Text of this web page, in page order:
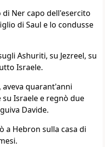
Ner capo dell'esercito
di Saul e lo condusse
Ashuriti, su Jezreel, su
Israele.
aveva quarant'anni
Israele e regnò due
Davide.
a Hebron sulla casa di